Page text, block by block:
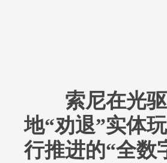
索尼在光驱
地“劝退”实体
行推进的“全数